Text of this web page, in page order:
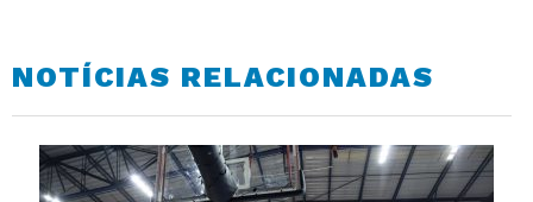
NOTÍCIAS RELACIONADAS